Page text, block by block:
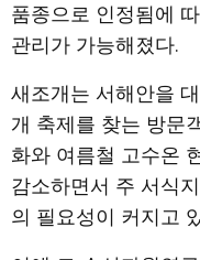
품종으로 인정됨에
관리가 가능해졌다.
새조개는 서해안을
개 축제를 찾는 방문
화와 여름철 고수온
감소하면서 주 서식
의 필요성이 커지고